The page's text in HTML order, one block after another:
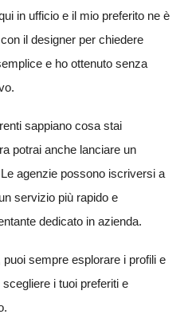
in ufficio e il mio preferito ne è
il designer per chiedere
e ho ottenuto senza
sappiano cosa stai
potrai anche lanciare un
agenzie possono iscriversi a
servizio più rapido e
dedicato in azienda.
sempre esplorare i profili e
i tuoi preferiti e